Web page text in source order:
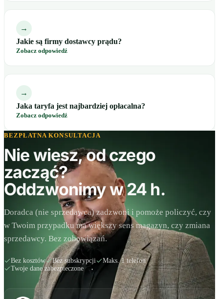
→
Jakie są firmy dostawcy prądu?
Zobacz odpowiedź
→
Jaka taryfa jest najbardziej opłacalna?
Zobacz odpowiedź
BEZPŁATNA KONSULTACJA
Nie wiesz, od czego
zacząć?
Oddzwonimy w 24 h.
Doradca (nie sprzedawca) zadzwoni i pomoże policzyć, czy
w Twoim przypadku ma większy sens magazyn, czy zmiana
sprzedawcy. Bez zobowiązań.
Bez kosztów Bez subskrypcji
Maks. 1 telefon
Twoje dane zabezpieczone